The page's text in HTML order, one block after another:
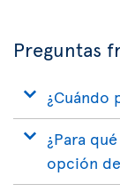
Preguntas
¿Cuándo
¿Para
opción